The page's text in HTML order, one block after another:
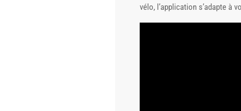
vélo, l’application s’adapte à